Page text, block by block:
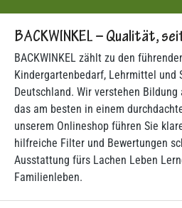
BACKWINKEL – Qualität,
BACKWINKEL zählt zu den
Kindergartenbedarf, Lehrmittel und
Deutschland. Wir verstehen
das am besten in einem
unserem Onlineshop führen Sie
hilfreiche Filter und Bewertungen
Ausstattung fürs Lachen Leben
Familienleben.